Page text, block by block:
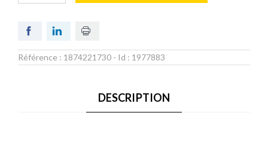
Référence : 1874221730 - Id : 1977883
DESCRIPTION